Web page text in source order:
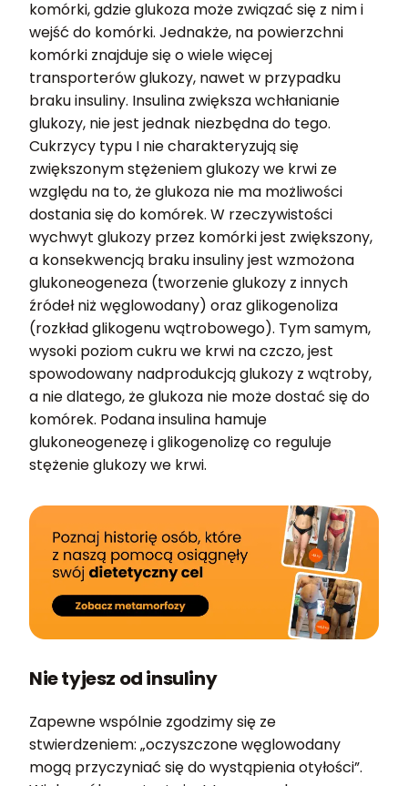
komórki, gdzie glukoza może związać się z nim i
wejść do komórki. Jednakże, na powierzchni
komórki znajduje się o wiele więcej
transporterów glukozy, nawet w przypadku
braku insuliny. Insulina zwiększa wchłanianie
glukozy, nie jest jednak niezbędna do tego.
Cukrzycy typu I nie charakteryzują się
zwiększonym stężeniem glukozy we krwi ze
względu na to, że glukoza nie ma możliwości
dostania się do komórek. W rzeczywistości
wychwyt glukozy przez komórki jest zwiększony,
a konsekwencją braku insuliny jest wzmożona
glukoneogeneza (tworzenie glukozy z innych
źródeł niż węglowodany) oraz glikogenoliza
(rozkład glikogenu wątrobowego). Tym samym,
wysoki poziom cukru we krwi na czczo, jest
spowodowany nadprodukcją glukozy z wątroby,
a nie dlatego, że glukoza nie może dostać się do
komórek. Podana insulina hamuje
glukoneogenezę i glikogenolizę co reguluje
stężenie glukozy we krwi.
Nie tyjesz od insuliny
Zapewne wspólnie zgodzimy się ze
stwierdzeniem: „oczyszczone węglowodany
mogą przyczyniać się do wystąpienia otyłości”.